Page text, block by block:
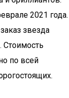
2021 года.
звезда
Стоимость
по всей